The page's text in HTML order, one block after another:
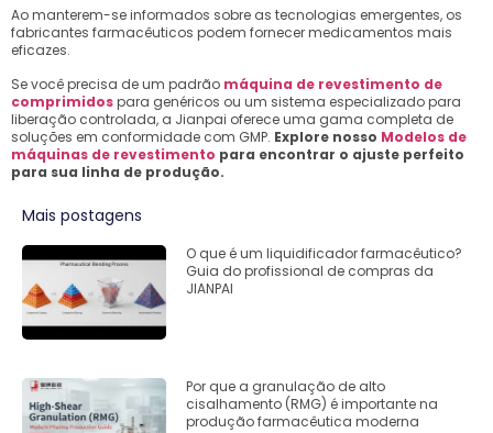
Ao manterem-se informados sobre as tecnologias emergentes, os
fabricantes farmacêuticos podem fornecer medicamentos mais
eficazes.
Se você precisa de um padrão máquina de revestimento de
comprimidospara genéricos ou um sistema especializado para
liberação controlada, a Jianpai oferece uma gama completa de
soluções em conformidade com GMP. Explore nosso Modelos de
máquinas de revestimento para encontrar o ajuste perfeito
para sua linha de produção.
Mais postagens
O que é um liquidificador farmacêutico?
Guia do profissional de compras da
JIANPAI
Por que a granulação de alto
cisalhamento (RMG) é importante na
produção farmacêutica moderna